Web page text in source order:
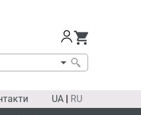
UA | RU